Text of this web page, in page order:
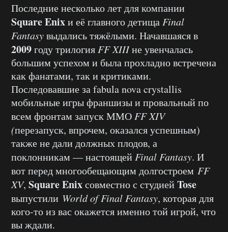
Последние несколько лет для компании
Square Enixи её главного детища Final
Fantasyвыдались тяжёлыми. Начавшаяся в
2009году трилогия FF XIIIне увенчалась
большим успехом и была прохладно встречена
как фанатами, так и критиками.
Последовавшие за fabula nova crystallis
мобильные игры франшизы и провальный по
всем фронтам запуск ММО FF XIV
(перезапуск, впрочем, оказался успешным)
также не дали должных плодов, а
поклонникам — настоящей Final Fantasy. И
вот перед многообещающим долгостроем FF
XV, Square Enixсовместно с студией Tose
выпустили World of Final Fantasy, которая для
кого-то из вас окажется именно той игрой, что
вы ждали.